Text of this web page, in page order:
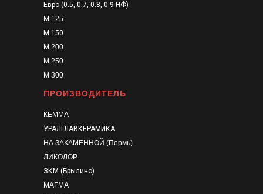
Евро (0.5, 0.7, 0.8, 0.9 НФ)
М 125
М 150
М 200
М 250
М 300
ПРОИЗВОДИТЕЛЬ
КЕММА
УРАЛГЛАВКЕРАМИКА
НА ЗАКАМЕННОЙ (Пермь)
ЛИКОЛОР
ЗКМ (Брылино)
МАГМА